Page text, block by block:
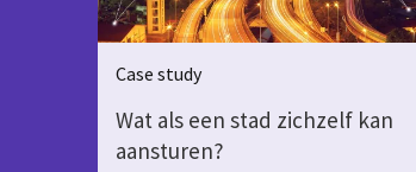
Case study
Wat als een stad zichzelf kan
aansturen?